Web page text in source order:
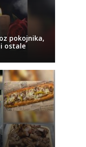
pokojnika,
ostale